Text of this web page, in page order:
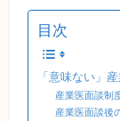
目次
「意味ない」
産業医面談制
産業医面談後